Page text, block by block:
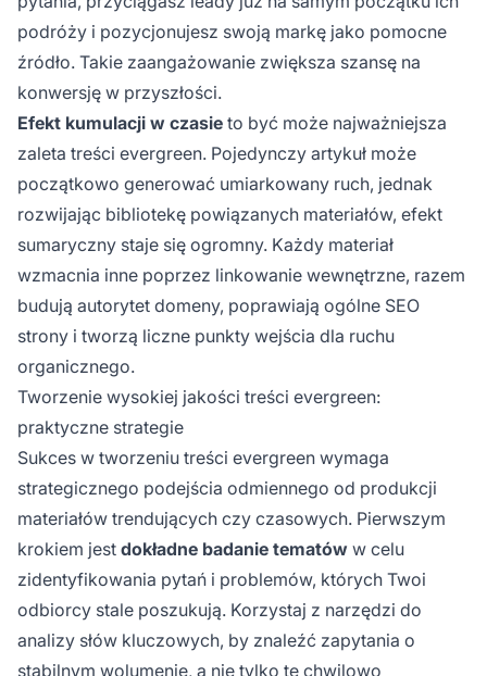
podróży i pozycjonujesz swoją markę jako pomocne
źródło. Takie zaangażowanie zwiększa szansę na
konwersję w przyszłości.
Efekt kumulacji w czasie to być może najważniejsza
zaleta treści evergreen. Pojedynczy artykuł może
początkowo generować umiarkowany ruch, jednak
rozwijając bibliotekę powiązanych materiałów, efekt
sumaryczny staje się ogromny. Każdy materiał
wzmacnia inne poprzez linkowanie wewnętrzne, razem
budują autorytet domeny, poprawiają ogólne SEO
strony i tworzą liczne punkty wejścia dla ruchu
organicznego.
Tworzenie wysokiej jakości treści evergreen:
praktyczne strategie
Sukces w tworzeniu treści evergreen wymaga
strategicznego podejścia odmiennego od produkcji
materiałów trendujących czy czasowych. Pierwszym
krokiem jest dokładne badanie tematów w celu
zidentyfikowania pytań i problemów, których Twoi
odbiorcy stale poszukują. Korzystaj z narzędzi do
analizy słów kluczowych, by znaleźć zapytania o
stabilnym wolumenie, a nie tylko te chwilowo